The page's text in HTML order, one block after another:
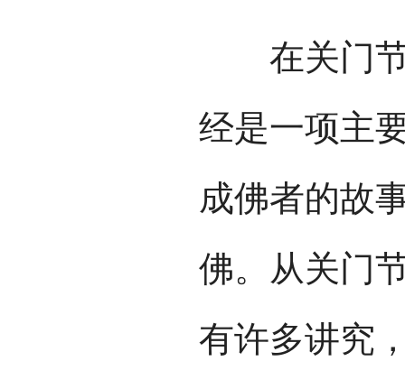
在关门节
经是一项主
成佛者的故
佛。从关门
有许多讲究